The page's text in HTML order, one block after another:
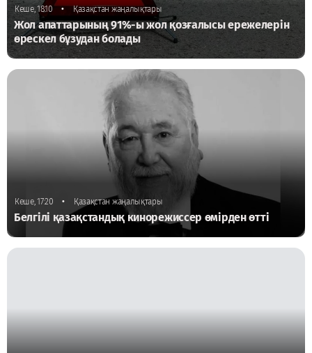
Кеше, 18:10 • Қазақстан жаңалықтары
Жол апаттарының 91%-ы жол қозғалысы ережелерін
өрескел бұзудан болады
Кеше, 17:20 • Қазақстан жаңалықтары
Белгілі қазақстандық кинорежиссер өмірден өтті